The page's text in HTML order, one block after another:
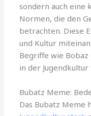
sondern auch eine
Normen, die den
betrachten. Diese
und Kultur
Begriffe wie
in der
Bubatz Meme:
Das Bubatz Meme